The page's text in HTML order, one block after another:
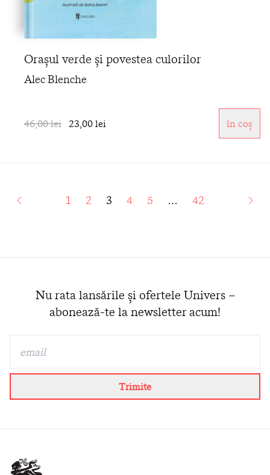
Orașul verde și povestea culorilor
Alec Blenche
46,00 lei 23,00 lei în coș
1 2 3 4 5 … 42
Nu rata lansările și ofertele Univers –
abonează-te la newsletter acum!
Trimite